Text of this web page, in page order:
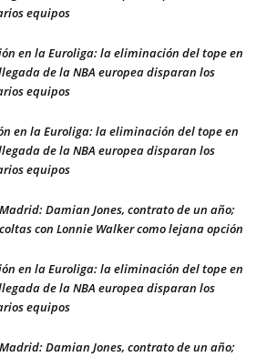
equipos
en la Euroliga: la eliminación del tope en
de la NBA europea disparan los
equipos
en la Euroliga: la eliminación del tope en
de la NBA europea disparan los
equipos
Damian Jones, contrato de un año;
con Lonnie Walker como lejana opción
en la Euroliga: la eliminación del tope en
de la NBA europea disparan los
equipos
Damian Jones, contrato de un año;